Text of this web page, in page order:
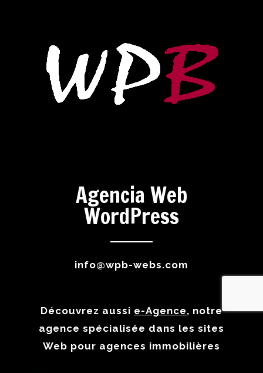
Agencia Web
WordPress
info@wpb-webs.com
Découvrez aussi e-Agence, notre
agence spécialisée dans les sites
Web pour agences immobilières